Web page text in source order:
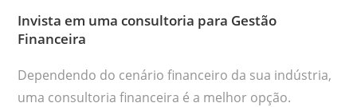
Invista em uma consultoria para Gestão
Financeira
Dependendo do cenário financeiro da sua indústria,
uma consultoria financeira é a melhor opção.